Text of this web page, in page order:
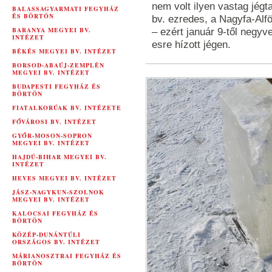
BALASSAGYARMATI FEGYHÁZ
ÉS BÖRTÖN
BARANYA MEGYEI BV.
INTÉZET
BÉKÉS MEGYEI BV. INTÉZET
BORSOD-ABAÚJ-ZEMPLÉN
MEGYEI BV. INTÉZET
BUDAPESTI FEGYHÁZ ÉS
BÖRTÖN
FIATALKORÚAK BV. INTÉZETE
FŐVÁROSI BV. INTÉZET
GYŐR-MOSON-SOPRON
MEGYEI BV. INTÉZET
HAJDÚ-BIHAR MEGYEI BV.
INTÉZET
HEVES MEGYEI BV. INTÉZET
JÁSZ-NAGYKUN-SZOLNOK
MEGYEI BV. INTÉZET
KALOCSAI FEGYHÁZ ÉS
BÖRTÖN
KÖZÉP-DUNÁNTÚLI
ORSZÁGOS BV. INTÉZET
MÁRIANOSZTRAI FEGYHÁZ ÉS
BÖRTÖN
nem volt ilyen vastag
bv. ezredes, a Nagyfa-
– ezért január 9-től
esre hízott jégen.